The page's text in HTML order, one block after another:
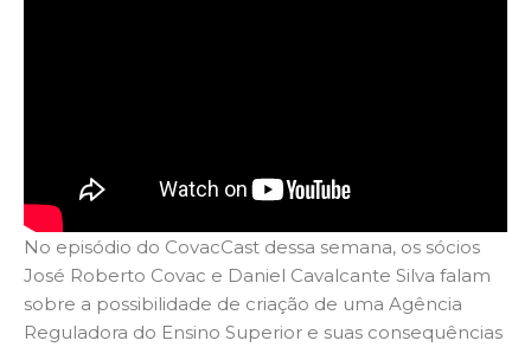
No episódio do CovacCast dessa semana, os sócios
José Roberto Covac e Daniel Cavalcante Silva falam
sobre a possibilidade de criação de uma Agência
Reguladora do Ensino Superior e suas consequências